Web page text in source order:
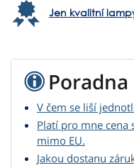
Jen kvalitní
Poradna
V čem se liší
Platí pro mne cena
mimo EU.
Jakou dostanu